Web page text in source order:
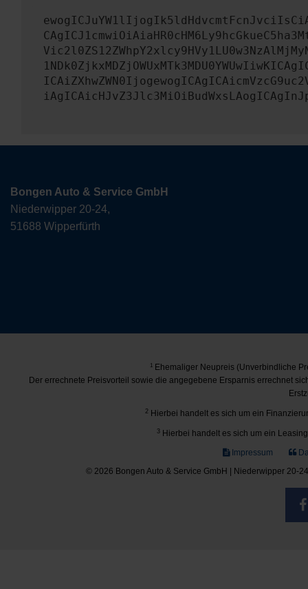
Bongen Auto & Service GmbH
Niederwipper 20-24,
51688 Wipperfürth
1Ehemaliger Neupreis (Unverbindliche
Der errechnete Preisvorteil sowie die angegebene Ersparnis errechnet
2 Hierbei handelt es sich um ein
3 Hierbei handelt es sich um ein
Impressum
© 2026 Bongen Auto & Service GmbH | Niederwipper 20-